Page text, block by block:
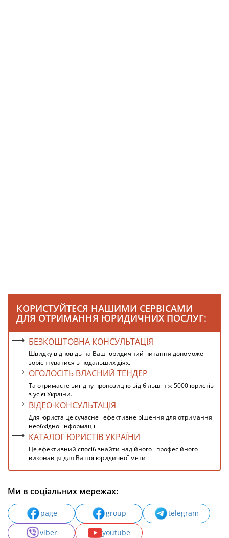
КОРИСТУЙТЕСЯ НАШИМИ СЕРВІСАМИ
ДЛЯ ОТРИМАННЯ ЮРИДИЧНИХ ПОСЛУГ:
БЕЗКОШТОВНА КОНСУЛЬТАЦІЯ
Швидку відповідь на Ваш юридичний питання допоможе
зорієнтуватися в подальших діях.
ОГОЛОСІТЬ ВЛАСНИЙ ТЕНДЕР
Та отримаєте вигідну пропозицію від більш ніж 5000 юристів
з усієї України.
ВІДЕО-КОНСУЛЬТАЦІЯ
Для юриста це сучасне і ефективне рішення для отримання
необхідної інформації
КАТАЛОГ ЮРИСТІВ УКРАЇНИ
Це ефективний спосіб знайти надійного і професійного
виконавця для Вашої юридичної мети
Ми в соціальних мережах:
page group
telegram
viber
youtube